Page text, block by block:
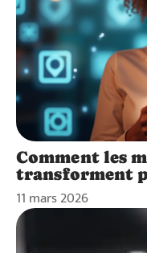
Comment les
transforment
11 mars 2026